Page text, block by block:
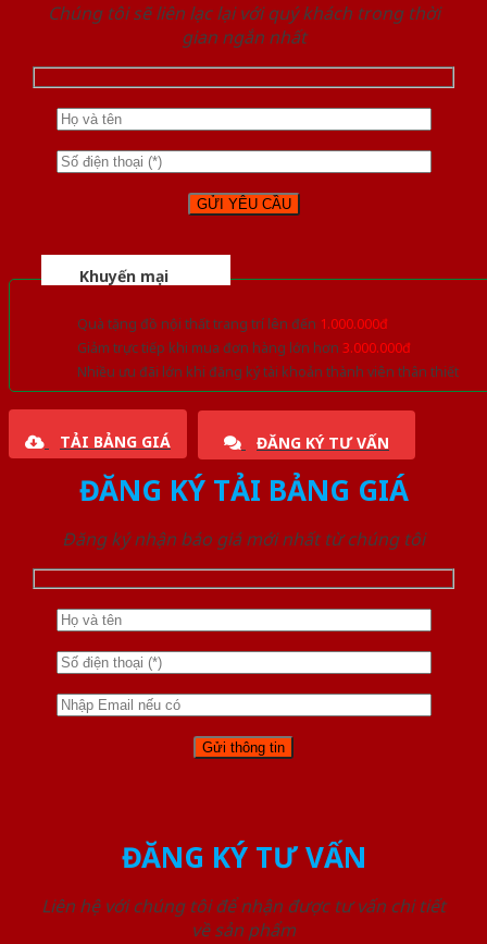
Chúng tôi sẽ liên lạc lại với quý khách trong thời
gian ngắn nhất
Khuyến mại
Quà tặng đồ nội thất trang trí lên đến 1.000.000đ
Giảm trực tiếp khi mua đơn hàng lớn hơn 3.000.000đ
Nhiều ưu đãi lớn khi đăng ký tài khoản thành viên thân thiết
TẢI BẢNG GIÁ ĐĂNG KÝ TƯ VẤN
ĐĂNG KÝ TẢI BẢNG GIÁ
Đăng ký nhận báo giá mới nhất từ chúng tôi
ĐĂNG KÝ TƯ VẤN
Liên hệ với chúng tôi để nhận được tư vấn chi tiết
về sản phẩm